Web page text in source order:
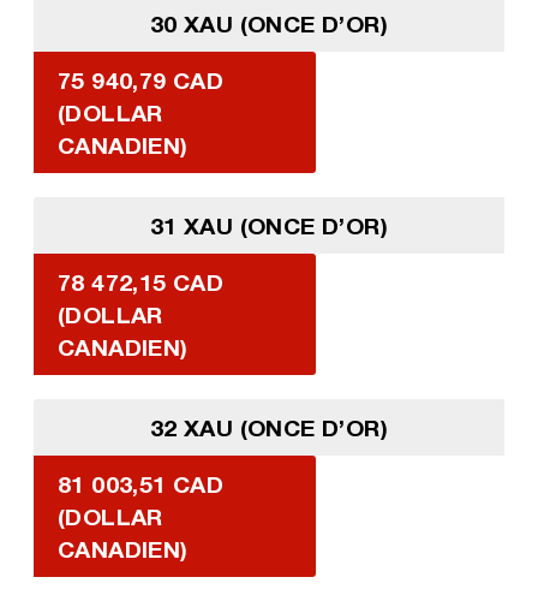
30 XAU (ONCE D’OR)
75 940,79 CAD
(DOLLAR
CANADIEN)
31 XAU (ONCE D’OR)
78 472,15 CAD
(DOLLAR
CANADIEN)
32 XAU (ONCE D’OR)
81 003,51 CAD
(DOLLAR
CANADIEN)